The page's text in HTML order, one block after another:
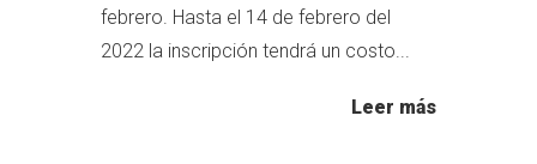
febrero. Hasta el 14 de febrero del
2022 la inscripción tendrá un costo...
Leer más